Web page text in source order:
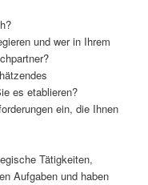
und wer in Ihrem
es etablieren?
ein, die Ihnen
Tätigkeiten,
Aufgaben und haben